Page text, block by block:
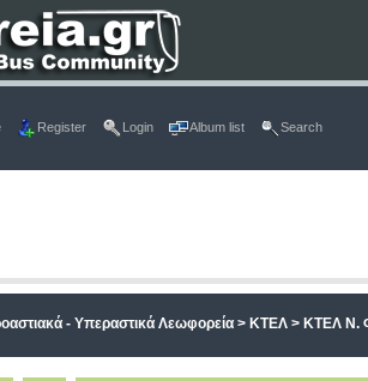
Register Login Album list Search
- Υπεραστικά Λεωφορεία> ΚΤΕΛ> ΚΤΕΛ Ν.